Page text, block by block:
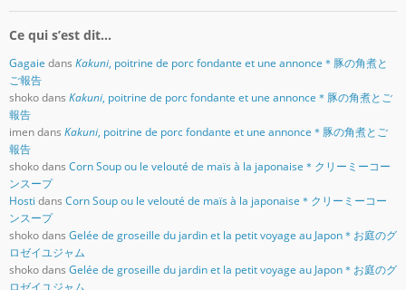
Ce qui s’est dit…
Gagaie dans Kakuni, poitrine de porc fondante et une annonce＊豚の角煮と
ご報告
shokodans Kakuni, poitrine de porc fondante et une annonce＊豚の角煮とご
報告
imendans Kakuni, poitrine de porc fondante et une annonce＊豚の角煮とご
報告
shokodans Corn Soup ou le velouté de maïs à la japonaise＊クリーミーコー
ンスープ
Hosti dans Corn Soup ou le velouté de maïs à la japonaise＊クリーミーコー
ンスープ
shokodans Gelée de groseille du jardin et la petit voyage au Japon＊お庭のグ
ロゼイユジャム
shokodans Gelée de groseille du jardin et la petit voyage au Japon＊お庭のグ
ロゼイユジャム